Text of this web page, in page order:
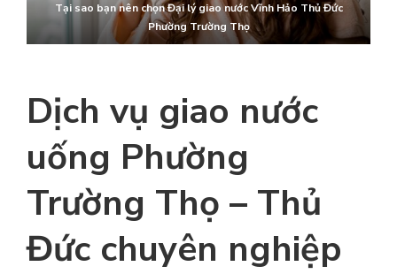
Tại sao bạn nên chọnĐại lý giao nước Vĩnh Hảo Thủ Đức
Phường Trường Thọ
Dịch vụ giao nước
uống Phường
Trường Thọ – Thủ
Đức chuyên nghiệp